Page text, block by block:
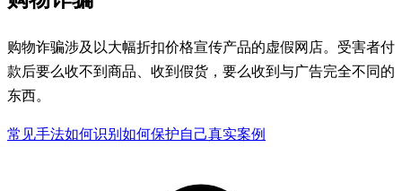
购物诈骗涉及以大幅折扣价格宣传产品的虚假网店。受害者付
款后要么收不到商品、收到假货，要么收到与广告完全不同的
东西。
常见手法如何识别 如何保护自己真实案例